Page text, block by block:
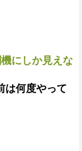
にしか見えな
は何度やって